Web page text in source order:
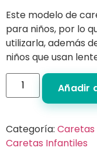
Este modelo de
para niños, por lo
utilizarla, además
niños que usan
Añadir
Categoría:
Caretas Infantiles